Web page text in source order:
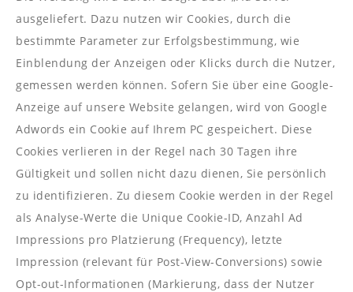
ausgeliefert. Dazu nutzen wir Cookies, durch die
bestimmte Parameter zur Erfolgsbestimmung, wie
Einblendung der Anzeigen oder Klicks durch die Nutzer,
gemessen werden können. Sofern Sie über eine Google-
Anzeige auf unsere Website gelangen, wird von Google
Adwords ein Cookie auf Ihrem PC gespeichert. Diese
Cookies verlieren in der Regel nach 30 Tagen ihre
Gültigkeit und sollen nicht dazu dienen, Sie persönlich
zu identifizieren. Zu diesem Cookie werden in der Regel
als Analyse-Werte die Unique Cookie-ID, Anzahl Ad
Impressions pro Platzierung (Frequency), letzte
Impression (relevant für Post-View-Conversions) sowie
Opt-out-Informationen (Markierung, dass der Nutzer